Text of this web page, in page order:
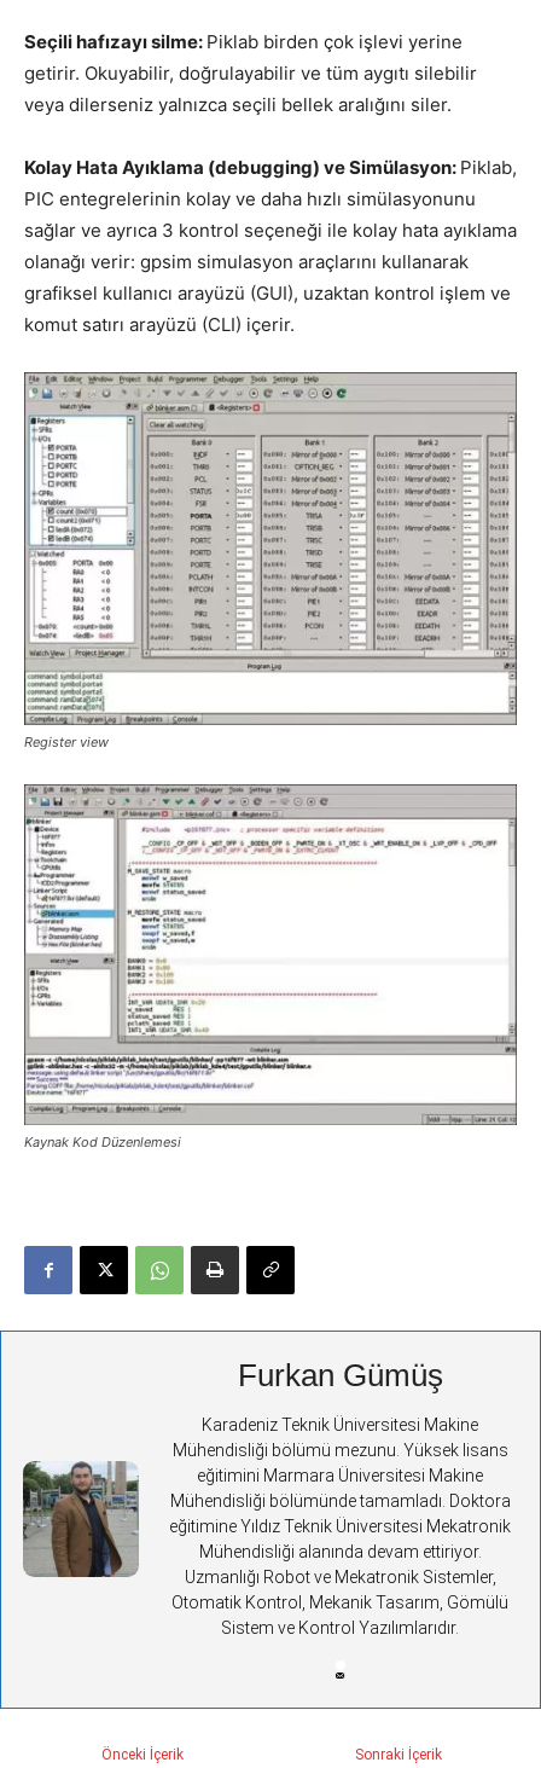
Seçili hafızayı silme: Piklab birden çok işlevi yerine
getirir. Okuyabilir, doğrulayabilir ve tüm aygıtı silebilir
veya dilerseniz yalnızca seçili bellek aralığını siler.
Kolay Hata Ayıklama (debugging) ve Simülasyon: Piklab,
PIC entegrelerinin kolay ve daha hızlı simülasyonunu
sağlar ve ayrıca 3 kontrol seçeneği ile kolay hata ayıklama
olanağı verir: gpsim simulasyon araçlarını kullanarak
grafiksel kullanıcı arayüzü (GUI), uzaktan kontrol işlem ve
komut satırı arayüzü (CLI) içerir.
Register view
Kaynak Kod Düzenlemesi
Furkan Gümüş
Karadeniz Teknik Üniversitesi Makine
Mühendisliği bölümü mezunu. Yüksek lisans
eğitimini Marmara Üniversitesi Makine
Mühendisliği bölümünde tamamladı. Doktora
eğitimine Yıldız Teknik Üniversitesi Mekatronik
Mühendisliği alanında devam ettiriyor.
Uzmanlığı Robot ve Mekatronik Sistemler,
Otomatik Kontrol, Mekanik Tasarım, Gömülü
Sistem ve Kontrol Yazılımlarıdır.
Önceki İçerik Sonraki İçerik